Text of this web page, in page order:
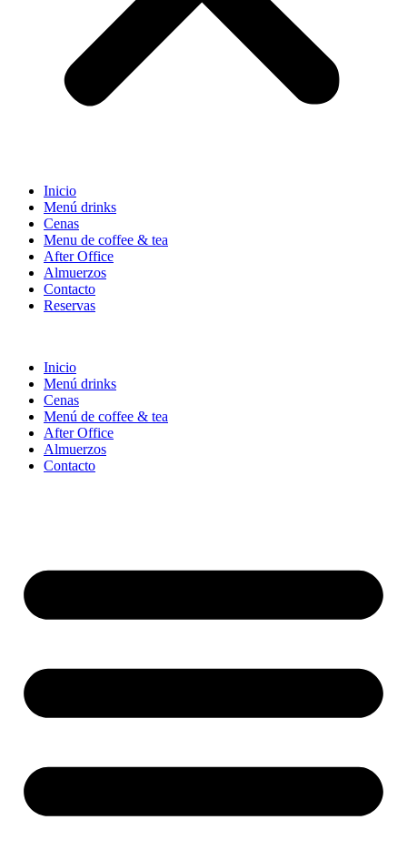
Inicio
Menú drinks
Cenas
Menu de coffee & tea
After Office
Almuerzos
Contacto
Reservas
Inicio
Menú drinks
Cenas
Menú de coffee & tea
After Office
Almuerzos
Contacto